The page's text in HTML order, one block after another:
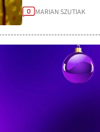
0 MARIAN SZUTIAK